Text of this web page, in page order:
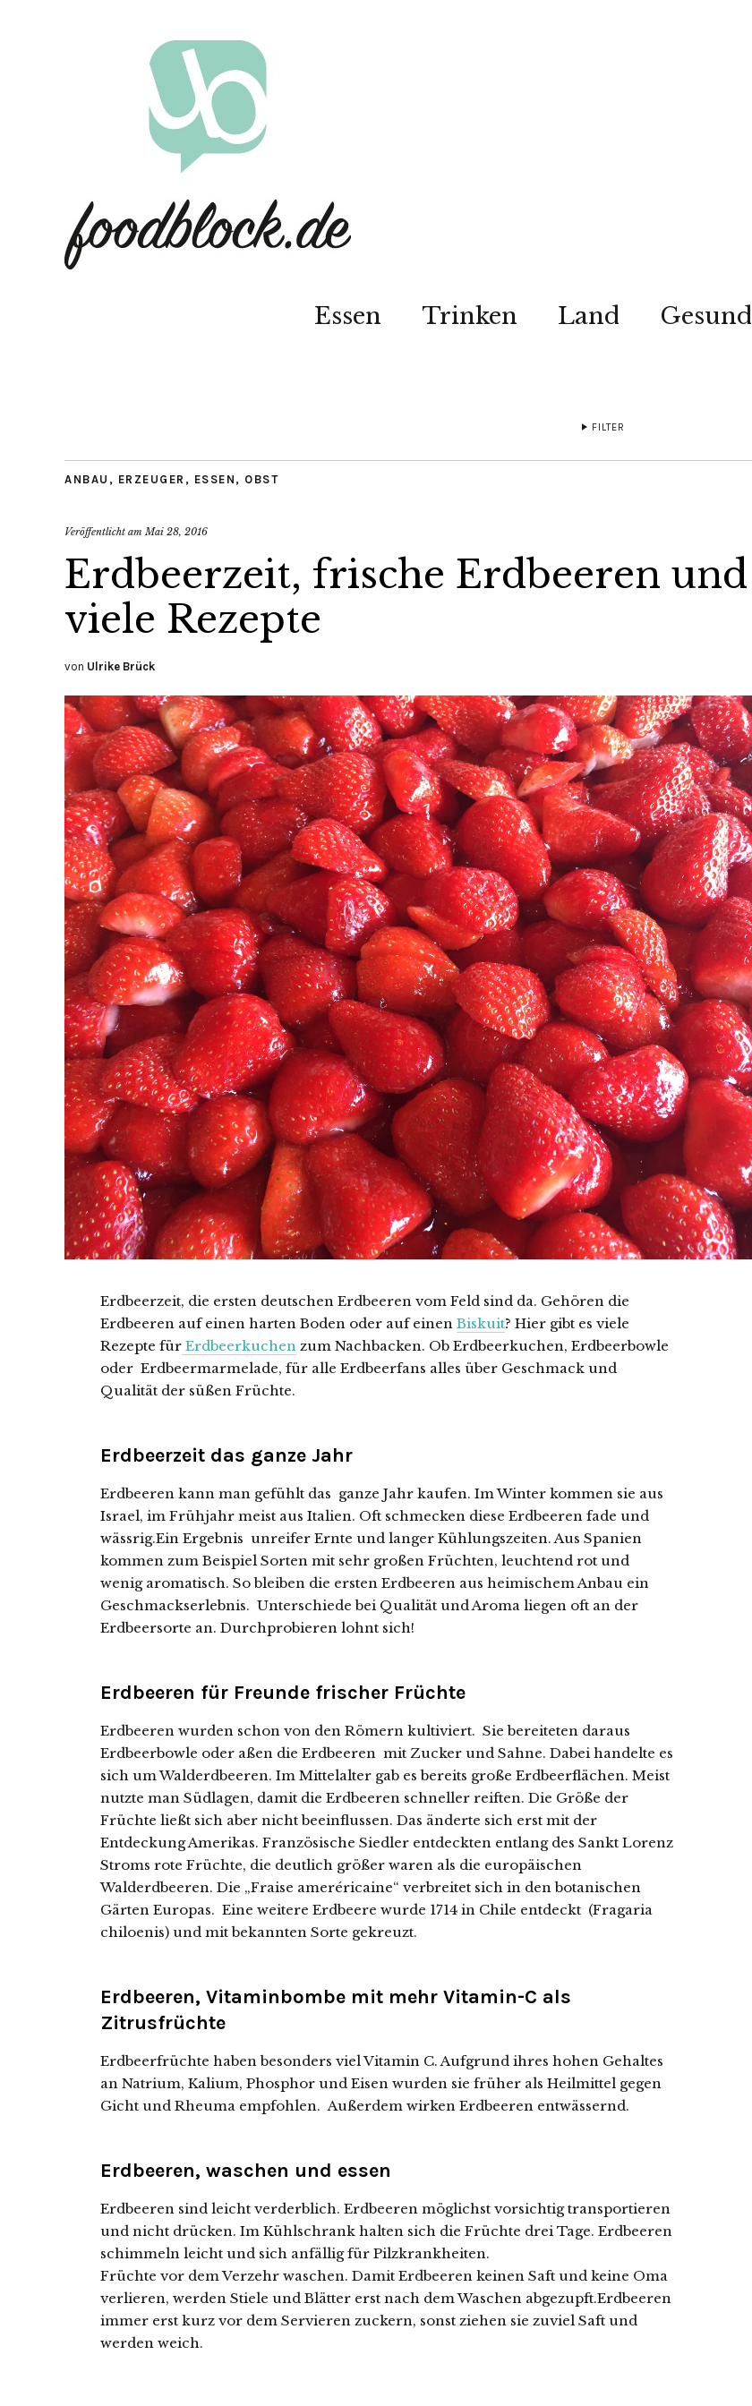
Essen Trinken Land Gesund
FILTER
ANBAU , ERZEUGER , ESSEN , OBST
Veröffentlicht amMai 28, 2016
Erdbeerzeit, frische Erdbeeren und
viele Rezepte
von Ulrike Brück
Erdbeerzeit, die ersten deutschen Erdbeeren vom Feld sind da. Gehören die
Erdbeeren auf einen harten Boden oder auf einen Biskuit? Hier gibt es viele
Rezepte für Erdbeerkuchen zum Nachbacken. Ob Erdbeerkuchen, Erdbeerbowle
oder Erdbeermarmelade, für alle Erdbeerfans alles über Geschmack und
Qualität der süßen Früchte.
Erdbeerzeit das ganze Jahr
Erdbeeren kann man gefühlt das ganze Jahr kaufen. Im Winter kommen sie aus
Israel, im Frühjahr meist aus Italien. Oft schmecken diese Erdbeeren fade und
wässrig.Ein Ergebnis unreifer Ernte und langer Kühlungszeiten. Aus Spanien
kommen zum Beispiel Sorten mit sehr großen Früchten, leuchtend rot und
wenig aromatisch. So bleiben die ersten Erdbeeren aus heimischem Anbau ein
Geschmackserlebnis. Unterschiede bei Qualität und Aroma liegen oft an der
Erdbeersorte an. Durchprobieren lohnt sich!
Erdbeeren für Freunde frischer Früchte
Erdbeeren wurden schon von den Römern kultiviert. Sie bereiteten daraus
Erdbeerbowle oder aßen die Erdbeeren mit Zucker und Sahne. Dabei handelte es
sich um Walderdbeeren. Im Mittelalter gab es bereits große Erdbeerflächen. Meist
nutzte man Südlagen, damit die Erdbeeren schneller reiften. Die Größe der
Früchte ließt sich aber nicht beeinflussen. Das änderte sich erst mit der
Entdeckung Amerikas. Französische Siedler entdeckten entlang des Sankt Lorenz
Stroms rote Früchte, die deutlich größer waren als die europäischen
Walderdbeeren. Die „Fraise ameréricaine“ verbreitet sich in den botanischen
Gärten Europas. Eine weitere Erdbeere wurde 1714 in Chile entdeckt (Fragaria
chiloenis) und mit bekannten Sorte gekreuzt.
Erdbeeren, Vitaminbombe mit mehr Vitamin-C als
Zitrusfrüchte
Erdbeerfrüchte haben besonders viel Vitamin C. Aufgrund ihres hohen Gehaltes
an Natrium, Kalium, Phosphor und Eisen wurden sie früher als Heilmittel gegen
Gicht und Rheuma empfohlen. Außerdem wirken Erdbeeren entwässernd.
Erdbeeren, waschen und essen
Erdbeeren sind leicht verderblich. Erdbeeren möglichst vorsichtig transportieren
und nicht drücken. Im Kühlschrank halten sich die Früchte drei Tage. Erdbeeren
schimmeln leicht und sich anfällig für Pilzkrankheiten.
Früchte vor dem Verzehr waschen. Damit Erdbeeren keinen Saft und keine Oma
verlieren, werden Stiele und Blätter erst nach dem Waschen abgezupft.Erdbeeren
immer erst kurz vor dem Servieren zuckern, sonst ziehen sie zuviel Saft und
werden weich.